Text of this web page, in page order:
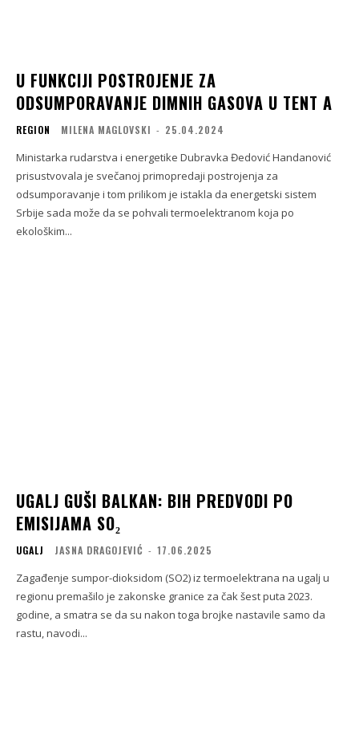
U FUNKCIJI POSTROJENJE ZA
ODSUMPORAVANJE DIMNIH GASOVA U TENT A
REGION MILENA MAGLOVSKI - 25.04.2024
Ministarka rudarstva i energetike Dubravka Đedović Handanović
prisustvovala je svečanoj primopredaji postrojenja za
odsumporavanje i tom prilikom je istakla da energetski sistem
Srbije sada može da se pohvali termoelektranom koja po
ekološkim...
UGALJ GUŠI BALKAN: BIH PREDVODI PO
EMISIJAMA SO₂
UGALJ JASNA DRAGOJEVIĆ - 17.06.2025
Zagađenje sumpor-dioksidom (SO2) iz termoelektrana na ugalj u
regionu premašilo je zakonske granice za čak šest puta 2023.
godine, a smatra se da su nakon toga brojke nastavile samo da
rastu, navodi...